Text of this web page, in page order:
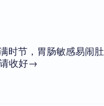
时节，胃肠敏感易闹肚
收好→